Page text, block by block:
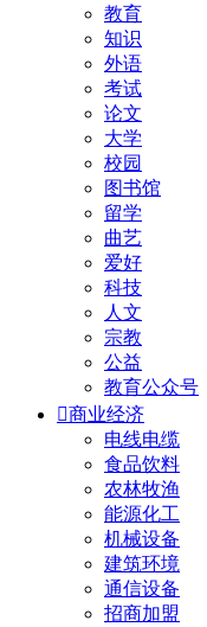
教育
知识
外语
考试
论文
大学
校园
图书馆
留学
曲艺
爱好
科技
人文
宗教
公益
教育公众号
商业经济
电线电缆
食品饮料
农林牧渔
能源化工
机械设备
建筑环境
通信设备
招商加盟